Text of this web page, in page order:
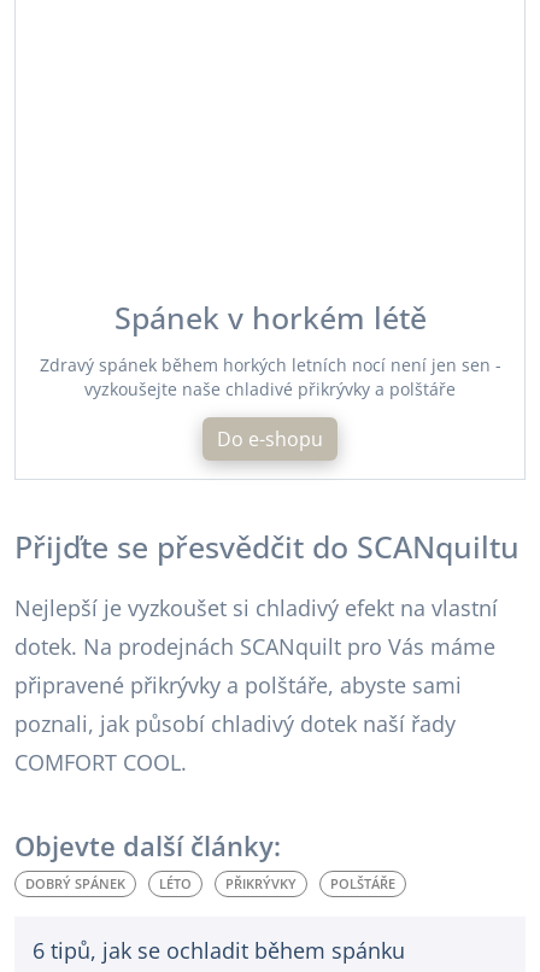
Spánek v horkém létě
Zdravý spánek během horkých letních nocí není jen sen -
vyzkoušejte naše chladivé přikrývky a polštáře
Do e-shopu
Přijďte se přesvědčit do SCANquiltu
Nejlepší je vyzkoušet si chladivý efekt na vlastní
dotek. Na prodejnách SCANquilt pro Vás máme
připravené přikrývky a polštáře, abyste sami
poznali, jak působí chladivý dotek naší řady
COMFORT COOL.
Objevte další články:
DOBRÝ SPÁNEK LÉTO PŘIKRÝVKY POLŠTÁŘE
6 tipů, jak se ochladit během spánku